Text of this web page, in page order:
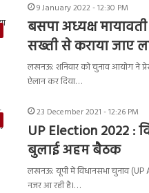
9 January 2022 - 12:30 PM
बसपा अध्यक्ष
सख्ती से कराया जाए
लखनऊ: शनिवार को चुनाव आयोग ने
ऐलान कर दिया…
23 December 2021 - 12:26 PM
UP Election 2022 :
बुलाई अहम बैठक
लखनऊ: यूपी में विधानसभा चुनाव (UP
नजर आ रही है।…